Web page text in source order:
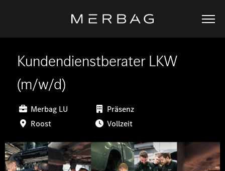
Kundendienstberater LKW
(m/w/d)
Merbag LU
Roost
Präsenz
Vollzeit